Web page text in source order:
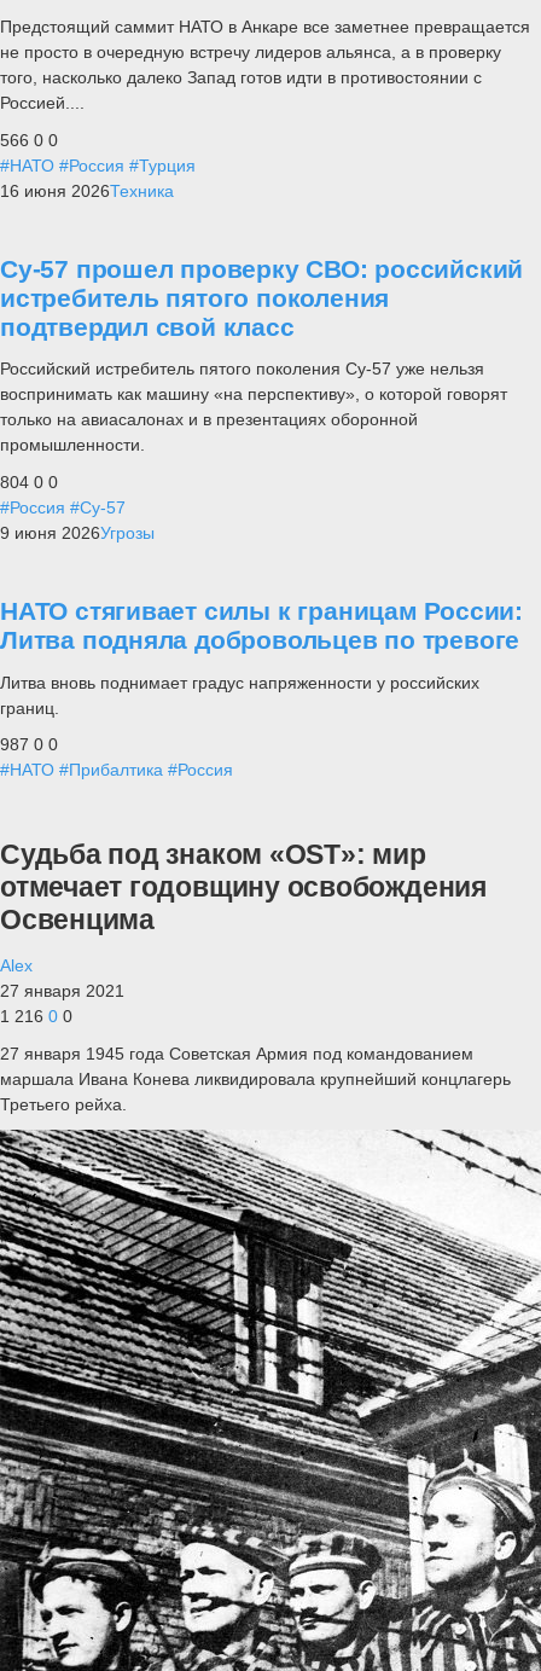
Предстоящий саммит НАТО в Анкаре все заметнее превращается
не просто в очередную встречу лидеров альянса, а в проверку
того, насколько далеко Запад готов идти в противостоянии с
Россией....
566 0 0
#НАТО #Россия #Турция
16 июня 2026Техника
Су-57 прошел проверку СВО: российский
истребитель пятого поколения
подтвердил свой класс
Российский истребитель пятого поколения Су-57 уже нельзя
воспринимать как машину «на перспективу», о которой говорят
только на авиасалонах и в презентациях оборонной
промышленности.
804 0 0
#Россия #Су-57
9 июня 2026Угрозы
НАТО стягивает силы к границам России:
Литва подняла добровольцев по тревоге
Литва вновь поднимает градус напряженности у российских
границ.
987 0 0
#НАТО #Прибалтика #Россия
Судьба под знаком «OST»: мир
отмечает годовщину освобождения
Освенцима
Alex
27 января 2021
1 216 0 0
27 января 1945 года Советская Армия под командованием
маршала Ивана Конева ликвидировала крупнейший концлагерь
Третьего рейха.